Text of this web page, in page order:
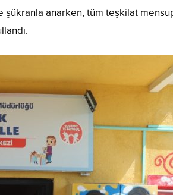
anarken, tüm teşkilat